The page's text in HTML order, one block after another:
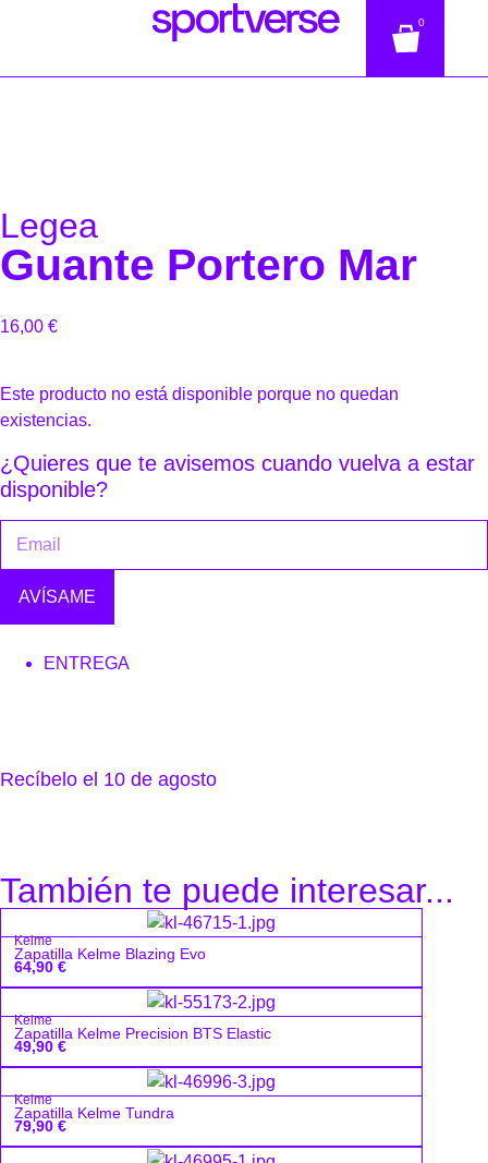
0
Legea
Guante Portero Mar
16,00 €
Este producto no está disponible porque no quedan
existencias.
¿Quieres que te avisemos cuando vuelva a estar
disponible?
AVÍSAME
ENTREGA
Recíbelo el 10 de agosto
También te puede interesar...
Kelme
Zapatilla Kelme Blazing Evo
64,90 €
Kelme
Zapatilla Kelme Precision BTS Elastic
49,90 €
Kelme
Zapatilla Kelme Tundra
79,90 €